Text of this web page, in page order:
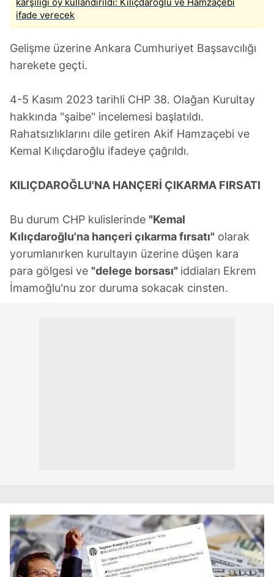
karşılığı oy kullandırıldı: Kılıçdaroğlu ve Hamzaçebi
ifade verecek
Gelişme üzerine Ankara Cumhuriyet Başsavcılığı
harekete geçti.
4-5 Kasım 2023 tarihli CHP 38. Olağan Kurultay
hakkında "şaibe" incelemesi başlatıldı.
Rahatsızlıklarını dile getiren Akif Hamzaçebi ve
Kemal Kılıçdaroğlu ifadeye çağrıldı.
KILIÇDAROĞLU'NA HANÇERİ ÇIKARMA FIRSATI
Bu durum CHP kulislerinde "Kemal
Kılıçdaroğlu'na hançeri çıkarma fırsatı" olarak
yorumlanırken kurultayın üzerine düşen kara
para gölgesi ve "delege borsası" iddiaları Ekrem
İmamoğlu'nu zor duruma sokacak cinsten.